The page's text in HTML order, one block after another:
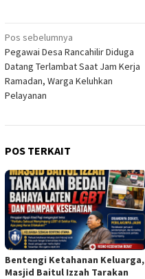
Navigasi
pos
Pos sebelumnya
Pegawai Desa Rancahilir Diduga
Datang Terlambat Saat Jam Kerja
Ramadan, Warga Keluhkan
Pelayanan
POS TERKAIT
Bentengi Ketahanan Keluarga,
Masjid Baitul Izzah Tarakan